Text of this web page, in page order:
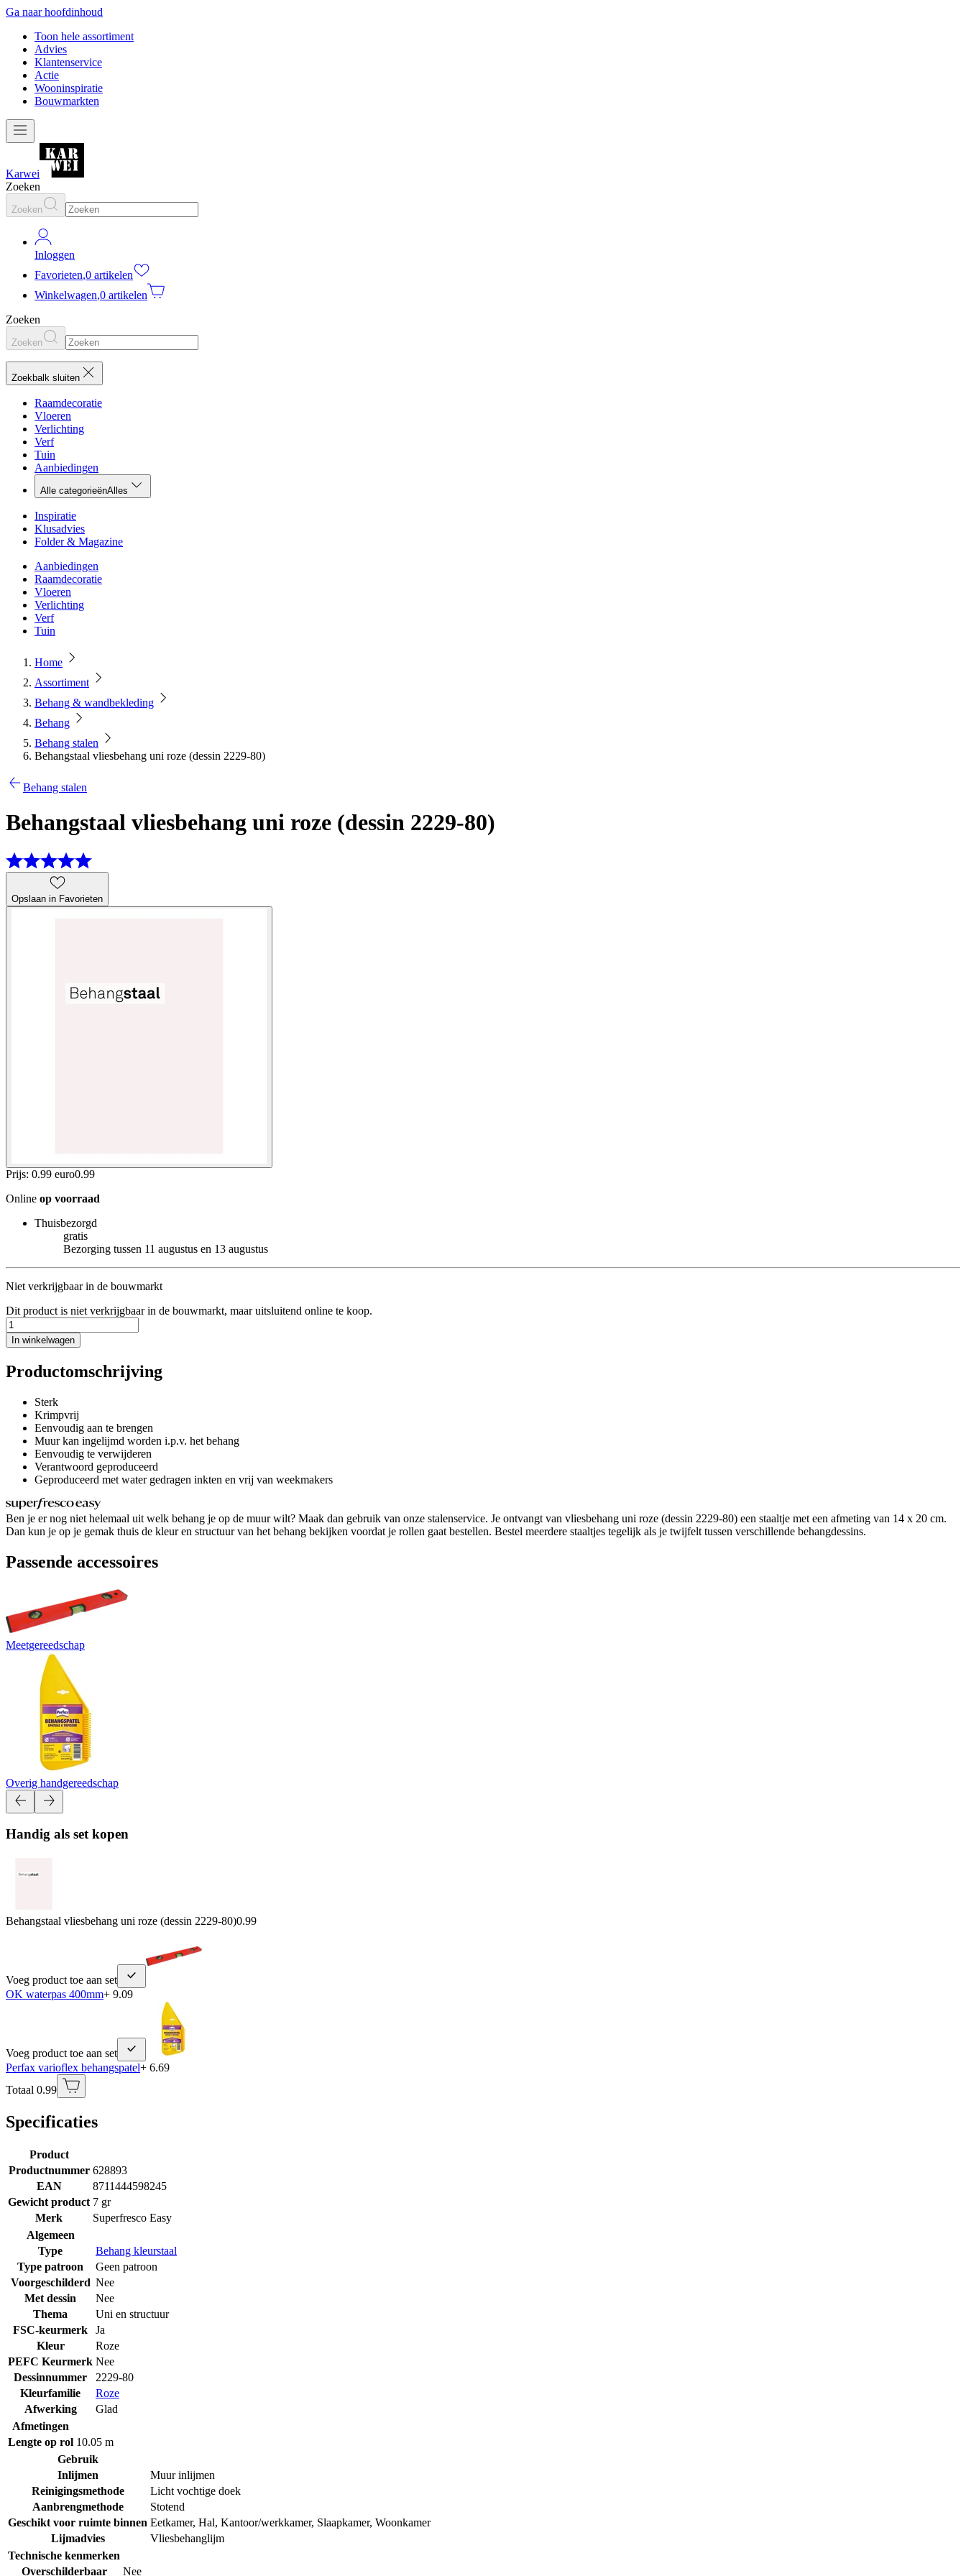
Ga naar hoofdinhoud
Toon hele assortiment
Advies
Klantenservice
Actie
Wooninspiratie
Bouwmarkten
Karwei
Zoeken
Zoeken
Inloggen
Favorieten,0 artikelen
Winkelwagen,0 artikelen
Zoeken
Zoeken
Zoekbalk sluiten
Raamdecoratie
Vloeren
Verlichting
Verf
Tuin
Aanbiedingen
Alle categorieënAlles
Inspiratie
Klusadvies
Folder & Magazine
Aanbiedingen
Raamdecoratie
Vloeren
Verlichting
Verf
Tuin
Home
Assortiment
Behang & wandbekleding
Behang
Behang stalen
Behangstaal vliesbehang uni roze (dessin 2229-80)
Behang stalen
Behangstaal vliesbehang uni roze (dessin 2229-80)
Opslaan in Favorieten
Prijs: 0.99 euro0.99
Online op voorraad
Thuisbezorgd
gratis
Bezorging tussen 11 augustus en 13 augustus
Niet verkrijgbaar in de bouwmarkt
Dit product is niet verkrijgbaar in de bouwmarkt, maar uitsluitend online te koop.
In winkelwagen
Productomschrijving
Sterk
Krimpvrij
Eenvoudig aan te brengen
Muur kan ingelijmd worden i.p.v. het behang
Eenvoudig te verwijderen
Verantwoord geproduceerd
Geproduceerd met water gedragen inkten en vrij van weekmakers
Ben je er nog niet helemaal uit welk behang je op de muur wilt? Maak dan gebruik van onze stalenservice. Je ontvangt van vliesbehang uni roze (dessin 2229-80) een staaltje met een afmeting van 14 x 20 cm.
Dan kun je op je gemak thuis de kleur en structuur van het behang bekijken voordat je rollen gaat bestellen. Bestel meerdere staaltjes tegelijk als je twijfelt tussen verschillende behangdessins.
Passende accessoires
Meetgereedschap
Overig handgereedschap
Handig als set kopen
Behangstaal vliesbehang uni roze (dessin 2229-80)0.99
Voeg product toe aan set
OK waterpas 400mm+ 9.09
Voeg product toe aan set
Perfax varioflex behangspatel+ 6.69
Totaal 0.99
Specificaties
Product
Productnummer 628893
EAN
8711444598245
Gewicht product 7 gr
Merk
Superfresco Easy
Algemeen
Type
Behang kleurstaal
Type patroon
Geen patroon
Voorgeschilderd Nee
Met dessin
Nee
Thema
Uni en structuur
FSC-keurmerk
Ja
Kleur
Roze
PEFC Keurmerk Nee
Dessinnummer
2229-80
Kleurfamilie
Roze
Afwerking
Glad
Afmetingen
Lengte op rol 10.05 m
Gebruik
Inlijmen
Muur inlijmen
Reinigingsmethode
Licht vochtige doek
Aanbrengmethode
Stotend
Geschikt voor ruimte binnen Eetkamer, Hal, Kantoor/werkkamer, Slaapkamer, Woonkamer
Lijmadvies
Vliesbehanglijm
Technische kenmerken
Overschilderbaar
Nee